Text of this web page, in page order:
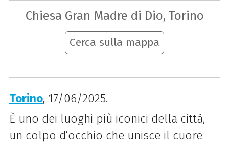
Chiesa Gran Madre di Dio, Torino
Cerca sulla mappa
Torino, 17/06/2025.
È uno dei luoghi più iconici della città,
un colpo d’occhio che unisce il cuore